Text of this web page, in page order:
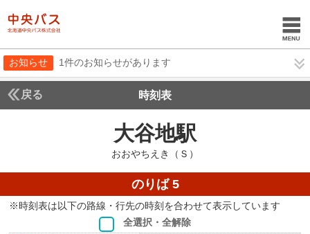
お知らせ 1件のお知らせがあります
戻る 時刻表
大谷地駅
おおやちえき（Ｓ）
のりば 5
※時刻表は以下の路線・行先の時刻を合わせて表示しています
全選択・全解除